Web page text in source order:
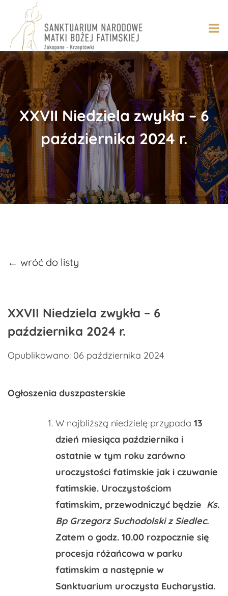
content
XXVII Niedziela zwykła – 6
października 2024 r.
← wróć do listy
XXVII Niedziela zwykła – 6
października 2024 r.
Opublikowano: 06 października 2024
Ogłoszenia duszpasterskie
W najbliższą niedzielę przypada 13
dzień miesiąca października i
ostatnie w tym roku zarówno
uroczystości fatimskie jak i czuwanie
fatimskie. Uroczystościom
fatimskim, przewodniczyć będzie Ks.
Bp Grzegorz Suchodolski z Siedlec.
Zatem o godz. 10.00 rozpocznie się
procesja różańcowa w parku
fatimskim a następnie w
Sanktuarium uroczysta Eucharystia.